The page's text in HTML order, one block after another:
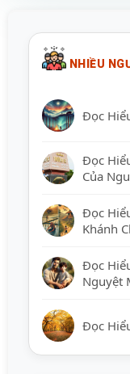
NHIỀU
Đọc
Đọc
Của
Đọc
Khánh
Đọc
Nguyệt
Đọc